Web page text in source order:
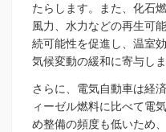
たらします。また、化石
風力、水力などの再生可
続可能性を促進し、温室
気候変動の緩和に寄与しま
さらに、電気自動車は経
ィーゼル燃料に比べて電
め整備の頻度も低いため